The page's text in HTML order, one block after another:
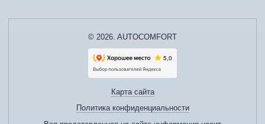
© 2026. AUTOCOMFORT
Карта сайта
Политика конфиденциальности